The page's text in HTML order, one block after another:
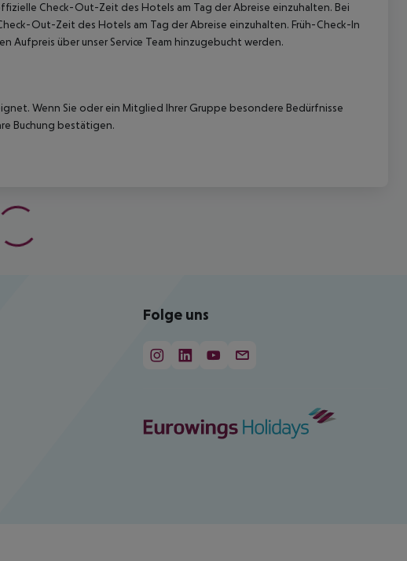
Check-Out-Zeit des Hotels am Tag der Abreise einzuhalten. Bei
Out-Zeit des Hotels am Tag der Abreise einzuhalten. Früh-Check-In
über unser Service Team hinzugebucht werden.
Wenn Sie oder ein Mitglied Ihrer Gruppe besondere Bedürfnisse
Buchung bestätigen.
Folge uns